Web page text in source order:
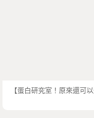
【蛋白研究室！原來還可